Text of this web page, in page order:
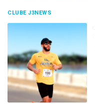
CLUBE J3NEWS